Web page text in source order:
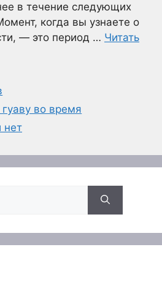
в течение следующих
когда вы узнаете о
— это период … Читать
во время
нет